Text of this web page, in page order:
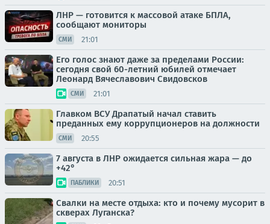
ЛНР — готовится к массовой атаке БПЛА,
сообщают мониторы
СМИ 21:01
Его голос знают даже за пределами России:
сегодня свой 60-летний юбилей отмечает
Леонард Вячеславович Свидовсков
СМИ 21:01
Главком ВСУ Драпатый начал ставить
преданных ему коррупционеров на должности
СМИ 20:55
7 августа в ЛНР ожидается сильная жара — до
+42°
ПАБЛИКИ 20:51
Свалки на месте отдыха: кто и почему мусорит в
скверах Луганска?